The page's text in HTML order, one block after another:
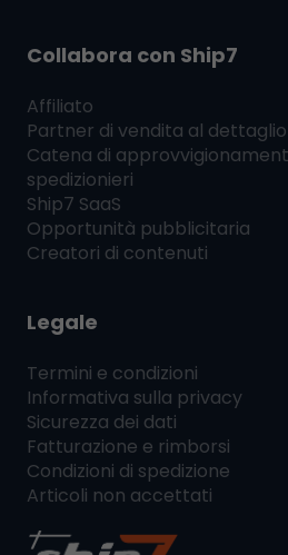
Collabora con Ship7
Affiliato
Partner di vendita al dettaglio
Catena di
spedizionieri
Ship7 SaaS
Opportunità pubblicitaria
Creatori di contenuti
Legale
Termini e condizioni
Informativa sulla privacy
Sicurezza dei dati
Fatturazione e rimborsi
Condizioni di spedizione
Articoli non accettati